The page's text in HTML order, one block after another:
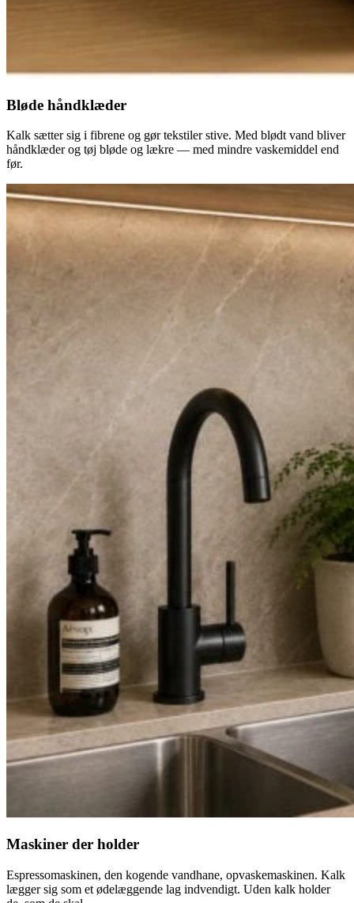
Bløde håndklæder
Kalk sætter sig i fibrene og gør tekstiler stive. Med blødt vand bliver
håndklæder og tøj bløde og lækre — med mindre vaskemiddel end
før.
Maskiner der holder
Espressomaskinen, den kogende vandhane, opvaskemaskinen. Kalk
lægger sig som et ødelæggende lag indvendigt. Uden kalk holder